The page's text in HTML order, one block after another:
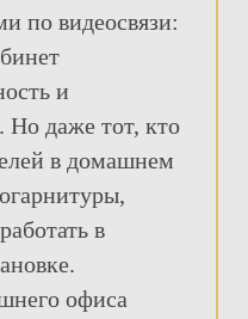
по видеосвязи:
и
Но даже тот, кто
в домашнем
в
офиса